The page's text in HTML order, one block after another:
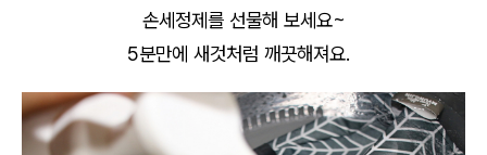
손세정제를 선물해 보세요~
5분만에 새것처럼 깨끗해져요.